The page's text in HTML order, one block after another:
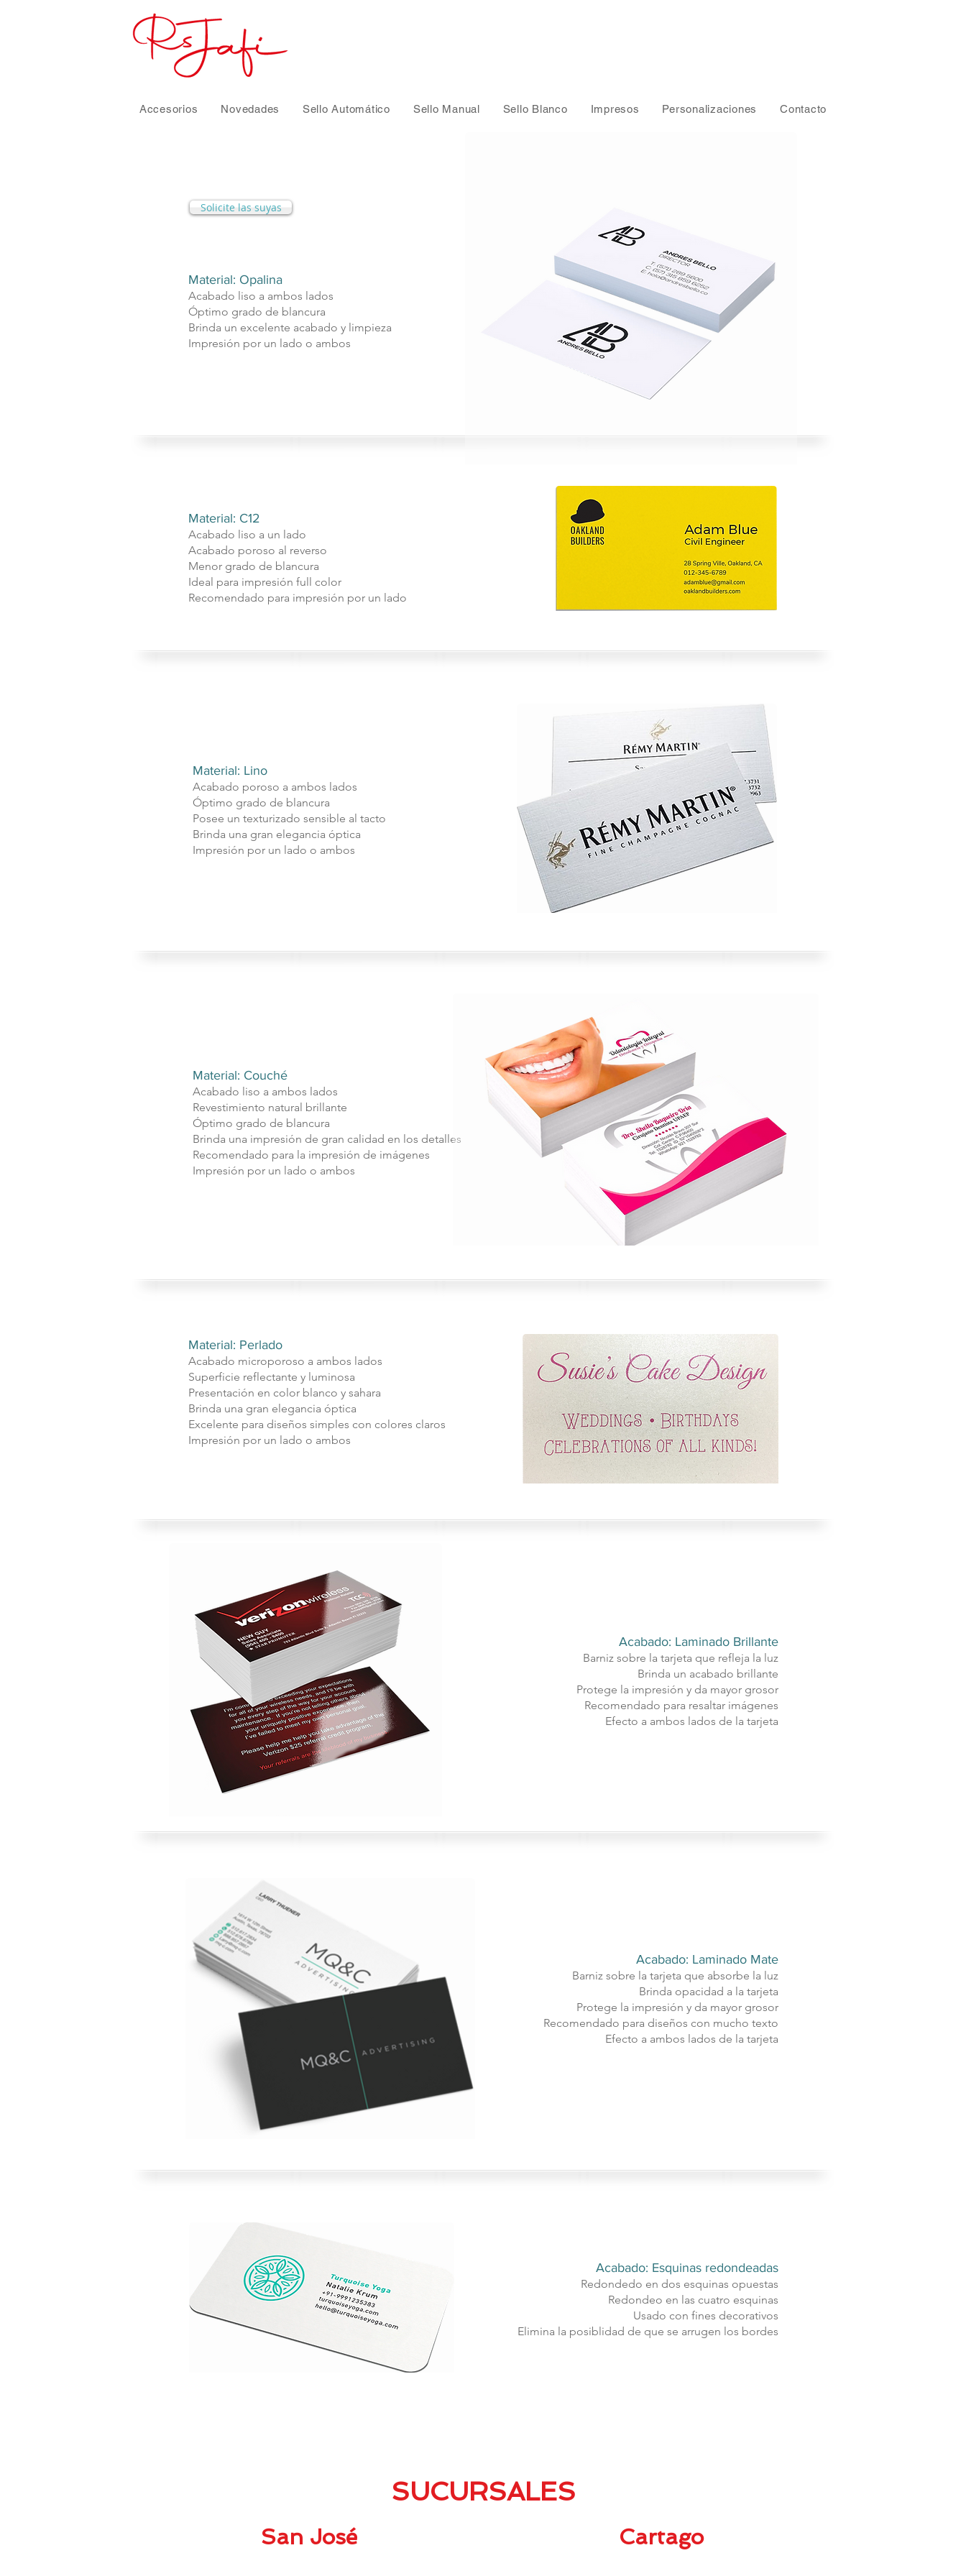
Accesorios Novedades Sello Automático Sello Manual Sello Blanco Impresos Personalizaciones Contacto
Solicite las suyas
Material: Opalina
Acabado liso a ambos lados
Óptimo grado de blancura
Brinda un excelente acabado y limpieza
Impresión por un lado o ambos
Material: C12
Acabado liso a un lado
Acabado poroso al reverso
Menor grado de blancura
Ideal para impresión full color
Recomendado para impresión por un lado
Material: Lino
Acabado poroso a ambos lados
Óptimo grado de blancura
Posee un texturizado sensible al tacto
​Brinda una gran elegancia óptica
Impresión por un lado o ambos
Material: Couché
Acabado liso a ambos lados
Revestimiento natural brillante
Óptimo grado de blancura
Brinda una impresión de gran calidad en los detalles
Recomendado para la impresión de imágenes
Impresión por un lado o ambos
Material: Perlado
Acabado microporoso a ambos lados
Superficie reflectante y luminosa
Presentación en color blanco y sahara
​Brinda una gran elegancia óptica
​Excelente para diseños simples con colores claros
​Impresión por un lado o ambos
Acabado: Laminado Brillante
Barniz sobre la tarjeta que refleja la luz
Brinda un acabado brillante
Protege la impresión y da mayor grosor
Recomendado para resaltar imágenes
​​Efecto a ambos lados de la tarjeta
Acabado: Laminado Mate
Barniz sobre la tarjeta que absorbe la luz
Brinda opacidad a la tarjeta
Protege la impresión y da mayor grosor
Recomendado para diseños con mucho texto
​​Efecto a ambos lados de la tarjeta
Acabado: Esquinas redondeadas
Redondedo en dos esquinas opuestas
Redondeo en las cuatro esquinas
Usado con fines decorativos
​Elimina la posiblidad de que se arrugen los bordes
SUCURSALES
San José Cartago